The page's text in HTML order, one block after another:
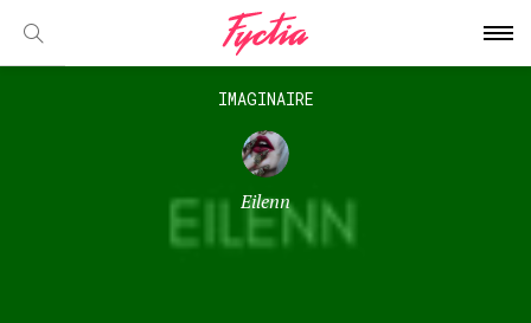
IMAGINAIRE
Eilenn